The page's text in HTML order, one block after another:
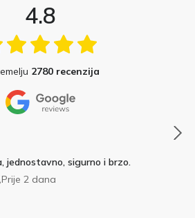
4.8
2780 recenzija
jednostavno, sigurno i brzo.
Prije 2 dana